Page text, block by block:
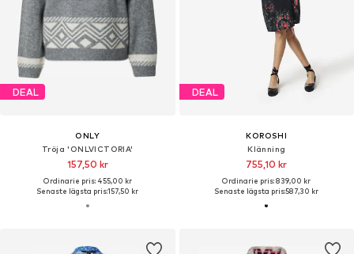
DEAL
ONLY
Tröja 'ONLVICTORIA'
157,50 kr
Ordinarie pris: 455,00 kr
Senaste lägsta pris:157,50 kr
DEAL
KOROSHI
Klänning
755,10 kr
Ordinarie pris: 839,00 kr
Senaste lägsta pris:587,30 kr